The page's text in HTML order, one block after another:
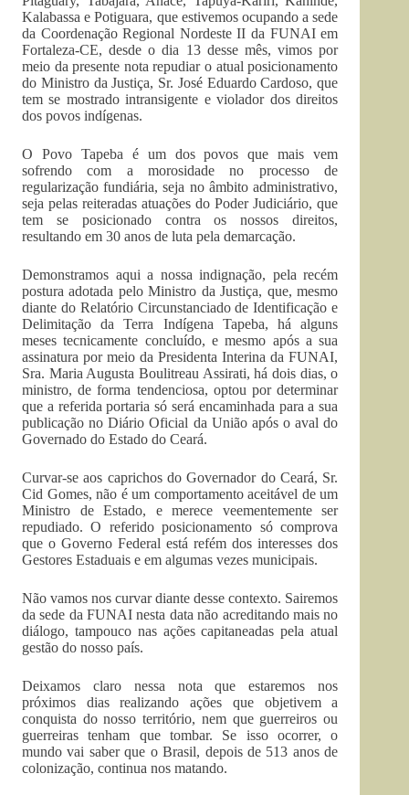
Kalabassa e Potiguara, que estivemos ocupando a sede
da Coordenação Regional Nordeste II da FUNAI em
Fortaleza-CE, desde o dia 13 desse mês, vimos por
meio da presente nota repudiar o atual posicionamento
do Ministro da Justiça, Sr. José Eduardo Cardoso, que
tem se mostrado intransigente e violador dos direitos
dos povos indígenas.
O Povo Tapeba é um dos povos que mais vem
sofrendo com a morosidade no processo de
regularização fundiária, seja no âmbito administrativo,
seja pelas reiteradas atuações do Poder Judiciário, que
tem se posicionado contra os nossos direitos,
resultando em 30 anos de luta pela demarcação.
Demonstramos aqui a nossa indignação, pela recém
postura adotada pelo Ministro da Justiça, que, mesmo
diante do Relatório Circunstanciado de Identificação e
Delimitação da Terra Indígena Tapeba, há alguns
meses tecnicamente concluído, e mesmo após a sua
assinatura por meio da Presidenta Interina da FUNAI,
Sra. Maria Augusta Boulitreau Assirati, há dois dias, o
ministro, de forma tendenciosa, optou por determinar
que a referida portaria só será encaminhada para a sua
publicação no Diário Oficial da União após o aval do
Governado do Estado do Ceará.
Curvar-se aos caprichos do Governador do Ceará, Sr.
Cid Gomes, não é um comportamento aceitável de um
Ministro de Estado, e merece veementemente ser
repudiado. O referido posicionamento só comprova
que o Governo Federal está refém dos interesses dos
Gestores Estaduais e em algumas vezes municipais.
Não vamos nos curvar diante desse contexto. Sairemos
da sede da FUNAI nesta data não acreditando mais no
diálogo, tampouco nas ações capitaneadas pela atual
gestão do nosso país.
Deixamos claro nessa nota que estaremos nos
próximos dias realizando ações que objetivem a
conquista do nosso território, nem que guerreiros ou
guerreiras tenham que tombar. Se isso ocorrer, o
mundo vai saber que o Brasil, depois de 513 anos de
colonização, continua nos matando.